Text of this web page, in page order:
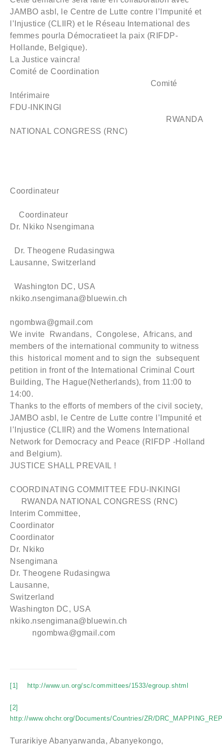
JAMBO asbl, le Centre de Lutte contre l’Impunité et
l’Injustice (CLIIR) et le Réseau International des
femmes pourla Démocratieet la paix (RIFDP-
Hollande, Belgique).
La Justice vaincra!
Comité de Coordination
Comité
Intérimaire
FDU-INKINGI
RWANDA
NATIONAL CONGRESS (RNC)
Coordinateur
Coordinateur
Dr. Nkiko Nsengimana
Dr. Theogene Rudasingwa
Lausanne, Switzerland
Washington DC, USA
nkiko.nsengimana@bluewin.ch
ngombwa@gmail.com
We invite Rwandans, Congolese, Africans, and
members of the international community to witness
this historical moment and to sign the subsequent
petition in front of the International Criminal Court
Building, The Hague(Netherlands), from 11:00 to
14:00.
Thanks to the efforts of members of the civil society,
JAMBO asbl, le Centre de Lutte contre l’Impunité et
l’Injustice (CLIIR) and the Womens International
Network for Democracy and Peace (RIFDP -Holland
and Belgium).
JUSTICE SHALL PREVAIL !
COORDINATING COMMITTEE FDU-INKINGI
RWANDA NATIONAL CONGRESS (RNC)
Interim Committee,
Coordinator
Dr. Nkiko
Nsengimana
Dr. Theogene Rudasingwa
Lausanne,
Switzerland
Washington DC, USA
nkiko.nsengimana@bluewin.ch
ngombwa@gmail.com
[1] http://www.un.org/sc/committees/1533/egroup.shtml
[2]
http://www.ohchr.org/Documents/Countries/ZR/
Turarikiye Abanyarwanda, Abanyekongo,